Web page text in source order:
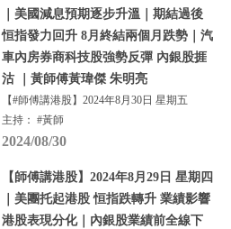
｜美國減息預期逐步升溫｜期結過後
恒指發力回升 8月終結兩個月跌勢｜汽
車內房券商科技股強勢反彈 內銀股捱
沽 ｜黃師傅黃瑋傑 朱明亮
【#師傅講港股】2024年8月30日 星期五
主持： #黃師
2024/08/30
【師傅講港股】2024年8月29日 星期四
｜美團托起港股 恒指跌轉升 業績影響
港股表現分化｜內銀股業績前全線下